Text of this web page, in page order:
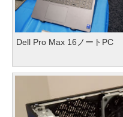
Dell Pro Max 16ノートPC